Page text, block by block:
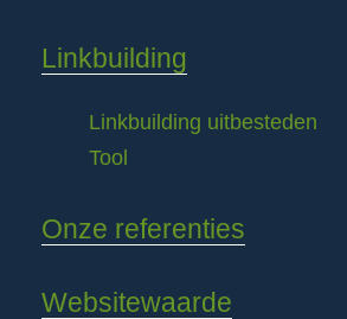
Linkbuilding
Linkbuilding uitbesteden
Tool
Onze referenties
Websitewaarde